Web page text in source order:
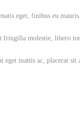
eget, finibus eu
molestie,
mattis ac, placerat